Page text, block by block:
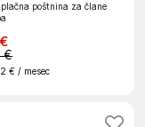
poštnina za člane
€
€
€ / mesec